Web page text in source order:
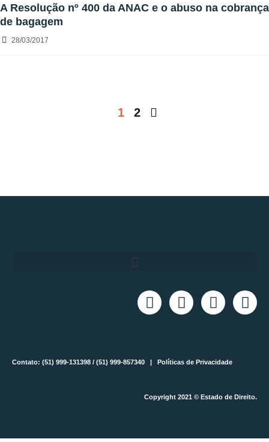
A Resolução nº 400 da ANAC e o abuso na cobrança
de bagagem
28/03/2017
1 2
Contato: (51) 999-131398 / (51) 999-857340 | Políticas de Privacidade
Copyright 2021 © Estado de Direito.